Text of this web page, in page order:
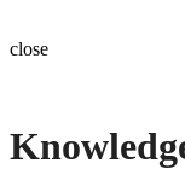
close